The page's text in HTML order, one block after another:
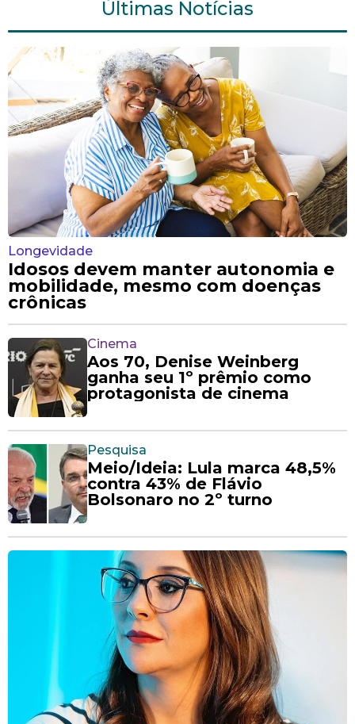
Últimas Notícias
Longevidade
Idosos devem manter autonomia e
mobilidade, mesmo com doenças
crônicas
Cinema
Aos 70, Denise Weinberg
ganha seu 1º prêmio como
protagonista de cinema
Pesquisa
Meio/Ideia: Lula marca 48,5%
contra 43% de Flávio
Bolsonaro no 2º turno